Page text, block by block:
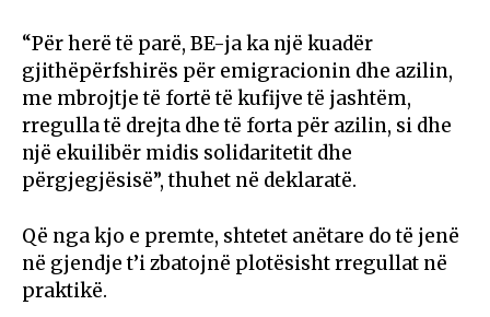
“Për herë të parë, BE-ja ka një kuadër
gjithëpërfshirës për emigracionin dhe azilin,
me mbrojtje të fortë të kufijve të jashtëm,
rregulla të drejta dhe të forta për azilin, si dhe
një ekuilibër midis solidaritetit dhe
përgjegjësisë”, thuhet në deklaratë.
Që nga kjo e premte, shtetet anëtare do të jenë
në gjendje t’i zbatojnë plotësisht rregullat në
praktikë.